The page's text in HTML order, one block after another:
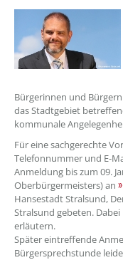
Bürgerinnen und
das Stadtgebiet
kommunale
Für eine sachgerechte
Telefonnummer und E-
Anmeldung bis zum 09.
Oberbürgermeisters) an
Hansestadt Stralsund,
Stralsund gebeten.
erläutern.
Später eintreffende
Bürgersprechstunde